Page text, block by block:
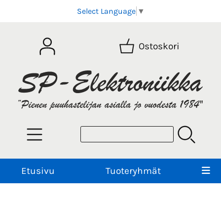
Select Language ▼
Ostoskori
Etusivu Tuoteryhmät